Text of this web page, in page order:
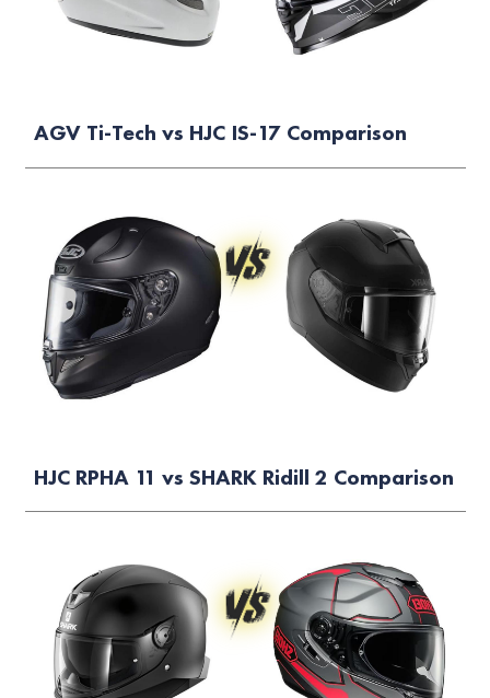
AGV Ti-Tech vs HJC IS-17 Comparison
HJC RPHA 11 vs SHARK Ridill 2 Comparison